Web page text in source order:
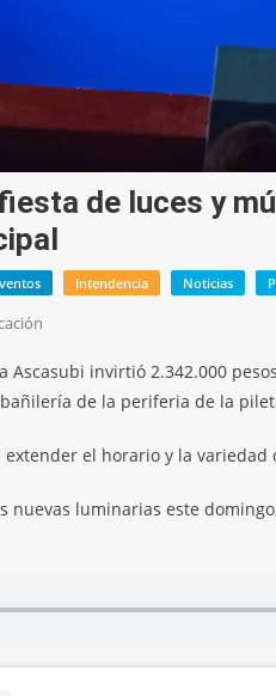
de luces y
Intendencia Noticias
Ascasubi invirtió 2.342.000
de la periferia de la
extender el horario y la
nuevas luminarias este